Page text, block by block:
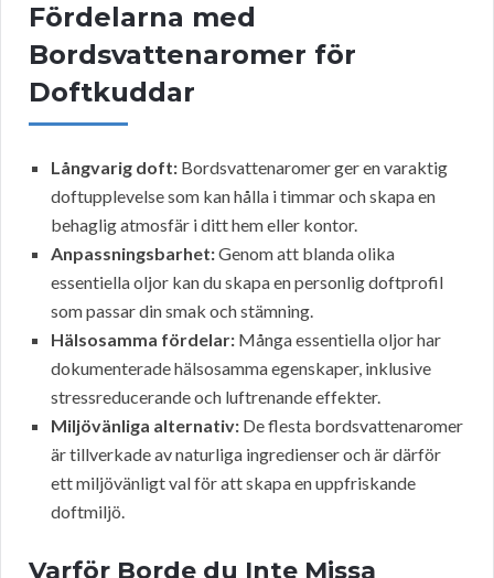
Fördelarna med
Bordsvattenaromer för
Doftkuddar
Långvarig doft: Bordsvattenaromer ger en varaktig
doftupplevelse som kan hålla i timmar och skapa en
behaglig atmosfär i ditt hem eller kontor.
Anpassningsbarhet:Genom att blanda olika
essentiella oljor kan du skapa en personlig doftprofil
som passar din smak och stämning.
Hälsosamma fördelar: Många essentiella oljor har
dokumenterade hälsosamma egenskaper, inklusive
stressreducerande och luftrenande effekter.
Miljövänliga alternativ: De flesta bordsvattenaromer
är tillverkade av naturliga ingredienser och är därför
ett miljövänligt val för att skapa en uppfriskande
doftmiljö.
Varför Borde du Inte Missa